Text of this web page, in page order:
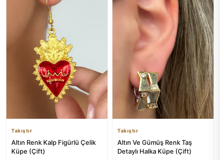
Takıştır
Altın Renk Kalp Figürlü Çelik
Küpe (Çift)
Takıştır
Altın Ve Gümüş Renk Taş
Detaylı Halka Küpe (Çift)